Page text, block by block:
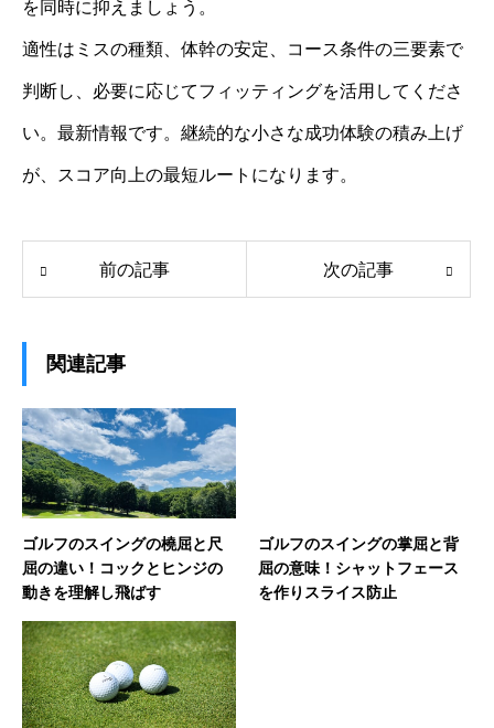
を同時に抑えましょう。
適性はミスの種類、体幹の安定、コース条件の三要素で
判断し、必要に応じてフィッティングを活用してくださ
い。最新情報です。継続的な小さな成功体験の積み上げ
が、スコア向上の最短ルートになります。
前の記事 次の記事
関連記事
ゴルフのスイングの橈屈と尺
屈の違い！コックとヒンジの
動きを理解し飛ばす
ゴルフのスイングの掌屈と背
屈の意味！シャットフェース
を作りスライス防止